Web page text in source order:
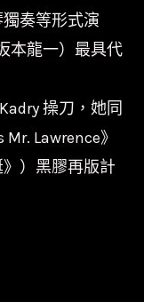
奏等形式演
本龍一）最具代
操刀，她同
Lawrence》
》）黑膠再版計